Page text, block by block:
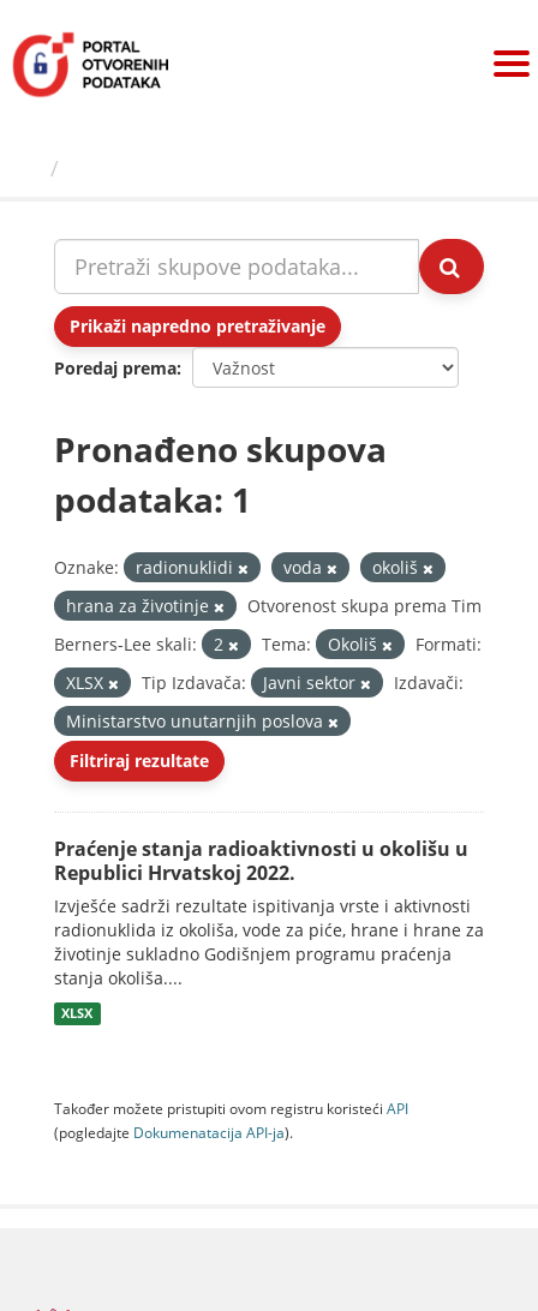
sadržaj
Prikaži napredno pretraživanje
Poredaj prema
Pronađeno skupova
podataka: 1
Oznake: radionuklidi voda
okoliš
hrana za životinje
Otvorenost skupa prema Tim
Berners-Lee skali:
2 Tema: Okoliš
Formati:
XLSX
Tip Izdavača: Javni sektor
Izdavači:
Ministarstvo unutarnjih poslova
Filtriraj rezultate
Praćenje stanja radioaktivnosti u okolišu u
Republici Hrvatskoj 2022.
Izvješće sadrži rezultate ispitivanja vrste i aktivnosti
radionuklida iz okoliša, vode za piće, hrane i hrane za
životinje sukladno Godišnjem programu praćenja
stanja okoliša....
XLSX
Također možete pristupiti ovom registru koristeći API
(pogledajte Dokumenаtаcijа API-jа).